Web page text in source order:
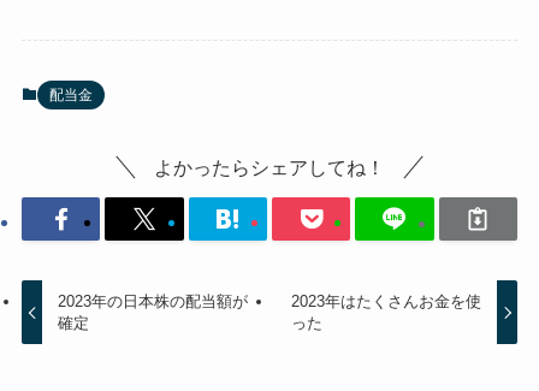
配当金
よかったらシェアしてね！
2023年の日本株の配当額が
確定
2023年はたくさんお金を使
った